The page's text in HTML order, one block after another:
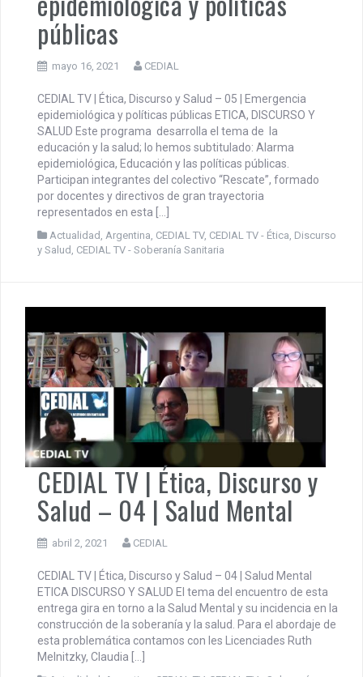
públicas
mayo 16, 2021 CEDIAL
CEDIAL TV | Ética, Discurso y Salud – 05 | Emergencia
epidemiológica y políticas públicas ETICA, DISCURSO Y
SALUD Este programa desarrolla el tema de la
educación y la salud; lo hemos subtitulado: Alarma
epidemiológica, Educación y las políticas públicas.
Participan integrantes del colectivo “Rescate”, formado
por docentes y directivos de gran trayectoria
representados en esta […]
Actualidad Argentina CEDIAL TV, CEDIAL TV - Ética, Discurso
y Salud CEDIAL TV - Soberanía Sanitaria
CEDIAL TV | Ética, Discurso y
Salud – 04 | Salud Mental
abril 2, 2021 CEDIAL
CEDIAL TV | Ética, Discurso y Salud – 04 | Salud Mental
ETICA DISCURSO Y SALUD El tema del encuentro de esta
entrega gira en torno a la Salud Mental y su incidencia en la
construcción de la soberanía y la salud. Para el abordaje de
esta problemática contamos con les Licenciades Ruth
Melnitzky, Claudia […]